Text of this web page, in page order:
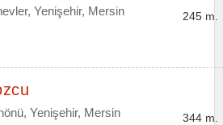
Yenişehir, Mersin 245 m.
Yenişehir, Mersin 344 m.